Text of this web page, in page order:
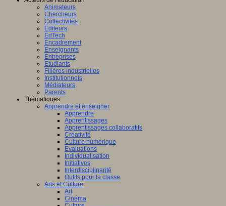
Animateurs
Chercheurs
Collectivités
Editeurs
EdTech
Encadrement
Enseignants
Entreprises
Etudiants
Filières industrielles
Institutionnels
Médiateurs
Parents
Thématiques
Apprendre et enseigner
Apprendre
Apprentissages
Apprentissages collaboratifs
Créativité
Culture numérique
Evaluations
Individualisation
Initiatives
Interdisciplinarité
Outils pour la classe
Arts et Culture
Art
Cinéma